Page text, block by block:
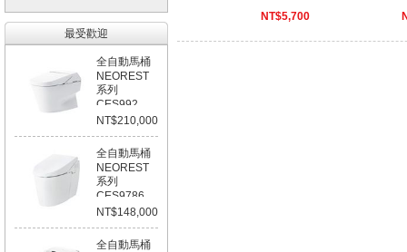
最受歡迎
全自動馬桶
NEOREST
系列
CES992
NT$210,000
全自動馬桶
NEOREST
系列
CES9786
NT$148,000
全自動馬桶
NT$5,700